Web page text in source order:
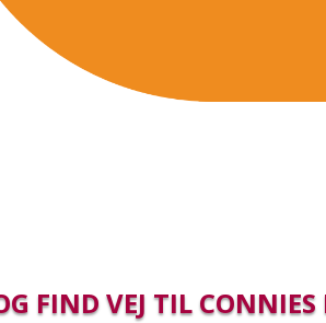
FIND VEJ TIL CONNIES